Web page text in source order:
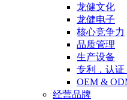
龙健文化
龙健电子
核心竞争力
品质管理
生产设备
专利，认证
OEM &
经营品牌